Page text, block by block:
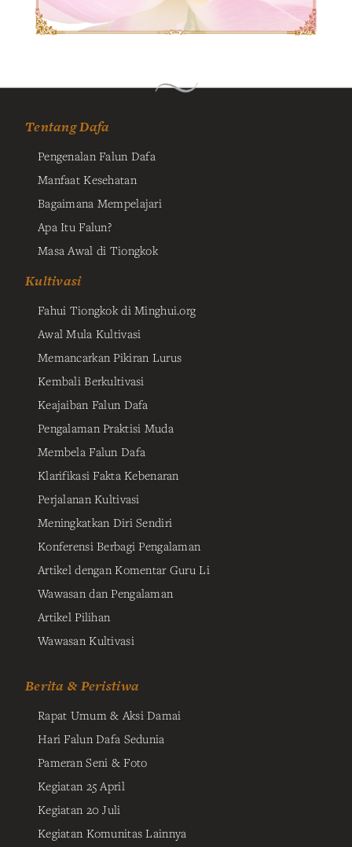
Tentang Dafa
Pengenalan Falun Dafa
Manfaat Kesehatan
Bagaimana Mempelajari
Apa Itu Falun?
Masa Awal di Tiongkok
Kultivasi
Fahui Tiongkok di Minghui.org
Awal Mula Kultivasi
Memancarkan Pikiran Lurus
Kembali Berkultivasi
Keajaiban Falun Dafa
Pengalaman Praktisi Muda
Membela Falun Dafa
Klarifikasi Fakta Kebenaran
Perjalanan Kultivasi
Meningkatkan Diri Sendiri
Konferensi Berbagi Pengalaman
Artikel dengan Komentar Guru Li
Wawasan dan Pengalaman
Artikel Pilihan
Wawasan Kultivasi
Berita & Peristiwa
Rapat Umum & Aksi Damai
Hari Falun Dafa Sedunia
Pameran Seni & Foto
Kegiatan 25 April
Kegiatan 20 Juli
Kegiatan Komunitas Lainnya